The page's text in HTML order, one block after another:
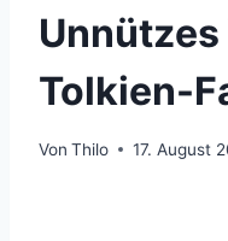
Tolkien-
Von Thilo 17. August